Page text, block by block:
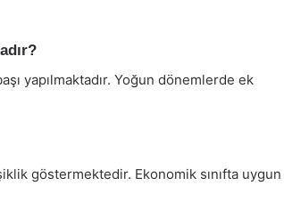
yapılmaktadır. Yoğun dönemlerde ek
göstermektedir. Ekonomik sınıfta uygun